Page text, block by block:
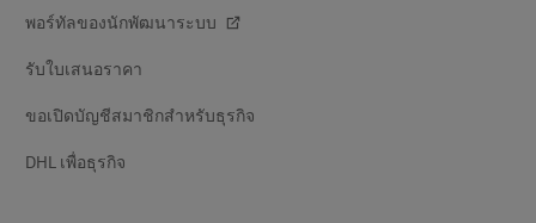
พอร์ทัลของนักพัฒนาระบบ
รับใบเสนอราคา
ขอเปิดบัญชีสมาชิกสำหรับธุรกิจ
DHL เพื่อธุรกิจ